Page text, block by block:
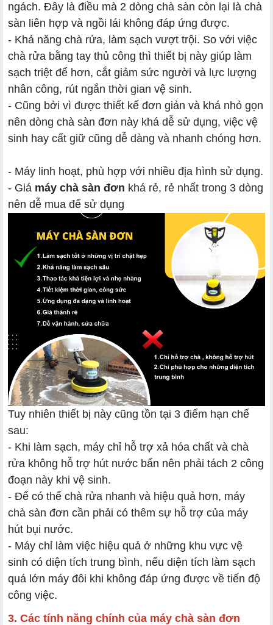
ngách. Đây là điều mà 2 dòng chà sàn còn lại là chà
sàn liên hợp và ngồi lái không đáp ứng được.
- Khả năng chà rửa, làm sạch vượt trội. So với việc
chà rửa bằng tay thủ công thì thiết bị này giúp làm
sạch triệt để hơn, cắt giảm sức người và lực lượng
nhân công, rút ngắn thời gian vệ sinh.
- Cũng bởi vì được thiết kế đơn giản và khá nhỏ gọn
nên dòng chà sàn đơn này khá dễ sử dụng, việc vệ
sinh hay cất giữ cũng dễ dàng và nhanh chóng hơn.
- Máy linh hoạt, phù hợp với nhiều địa hình sử dụng.
- Giá máy chà sàn đơn khá rẻ, rẻ nhất trong 3 dòng
nên dễ mua để sử dụng
Tuy nhiên thiết bị này cũng tồn tại 3 điểm hạn chế
sau:
- Khi làm sạch, máy chỉ hỗ trợ xả hóa chất và chà
rửa không hỗ trợ hút nước bẩn nên phải tách 2 công
đoạn này khi vệ sinh.
- Để có thể chà rửa nhanh và hiệu quả hơn, máy
chà sàn đơn cần phải có thêm sự hỗ trợ của máy
hút bụi nước.
- Máy chỉ làm việc hiệu quả ở những khu vực vệ
sinh có diện tích trung bình, nếu diện tích làm sạch
quá lớn máy đôi khi không đáp ứng được về tiến độ
công việc.
3. Các tính năng chính của máy chà sàn đơn